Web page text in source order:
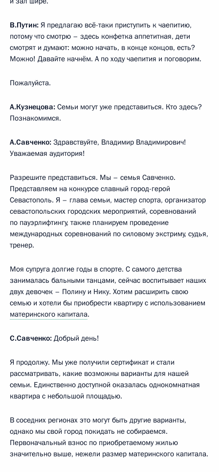
В.Путин: Я предлагаю всё-таки приступить к чаепитию,
потому что смотрю – здесь конфетка аппетитная, дети
смотрят и думают: можно начать, в конце концов, есть?
Можно! Давайте начнём. А по ходу чаепития и поговорим.
Пожалуйста.
А.Кузнецова: Семьи могут уже представиться. Кто здесь?
Познакомимся.
А.Савченко: Здравствуйте, Владимир Владимирович!
Уважаемая аудитория!
Разрешите представиться. Мы – семья Савченко.
Представляем на конкурсе славный город-герой
Севастополь. Я – глава семьи, мастер спорта, организатор
севастопольских городских мероприятий, соревнований
по пауэрлифтингу, также планируем проведение
международных соревнований по силовому экстриму, судья,
тренер.
Моя супруга долгие годы в спорте. С самого детства
занималась бальными танцами, сейчас воспитывает наших
двух девочек – Полину и Нику. Хотим расширить свою
семью и хотели бы приобрести квартиру с использованием
материнского капитала.
С.Савченко: Добрый день!
Я продолжу. Мы уже получили сертификат и стали
рассматривать, какие возможны варианты для нашей
семьи. Единственно доступной оказалась однокомнатная
квартира с небольшой площадью.
В соседних регионах это могут быть другие варианты,
однако мы свой город покидать не собираемся.
Первоначальный взнос по приобретаемому жилью
значительно выше, нежели размер материнского капитала.